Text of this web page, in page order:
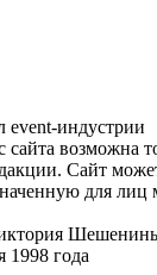
индустрии
возможна
Сайт
для лиц
1998 года